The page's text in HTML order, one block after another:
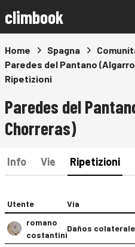
climbook
Home Spagna
Paredes del Pantano
Ripetizioni
Paredes del
Chorreras)
Info Vie Ripetizioni
Utente Via
romano
costantini
Daños